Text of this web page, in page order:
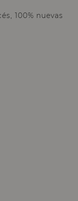
100% nuevas